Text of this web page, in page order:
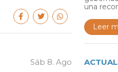
una
Leer
Sáb 8. Ago